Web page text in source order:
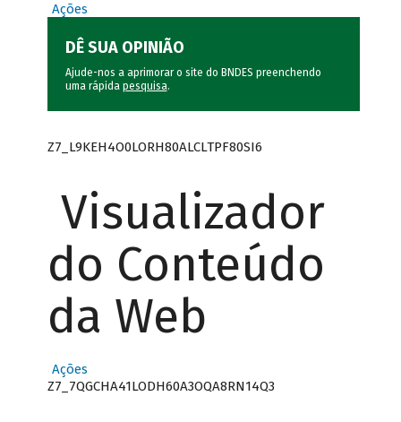
Ações
DÊ SUA OPINIÃO
Ajude-nos a aprimorar o site do BNDES preenchendo
uma rápida pesquisa.
Z7_L9KEH4O0LORH80ALCLTPF80SI6
Visualizador
do Conteúdo
da Web
Ações
Z7_7QGCHA41LODH60A3OQA8RN14Q3